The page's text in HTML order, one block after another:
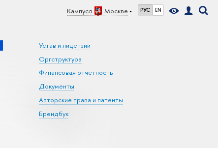
Кампус в Москве РУС EN
Устав и лицензии
Оргструктура
Финансовая отчетность
Документы
Авторские права и патенты
Брендбук